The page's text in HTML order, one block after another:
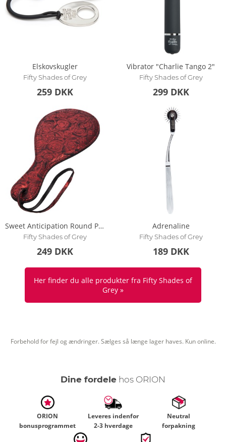
Elskovskugler
Fifty Shades of Grey
259 DKK
Vibrator "Charlie Tango 2"
Fifty Shades of Grey
299 DKK
Sweet Anticipation Round Paddle
Fifty Shades of Grey
249 DKK
Adrenaline
Fifty Shades of Grey
189 DKK
Her finder du alle produkter fra Fifty Shades of
Grey »
Forbehold for fejl og ændringer. Sælges så længe lager haves. Kun online.
Dine fordele hos ORION
ORION
bonusprogrammet
Leveres indenfor
2-3 hverdage
Neutral
forpakning